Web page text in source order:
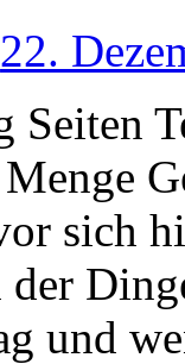
22.
Seiten
sich
der
und